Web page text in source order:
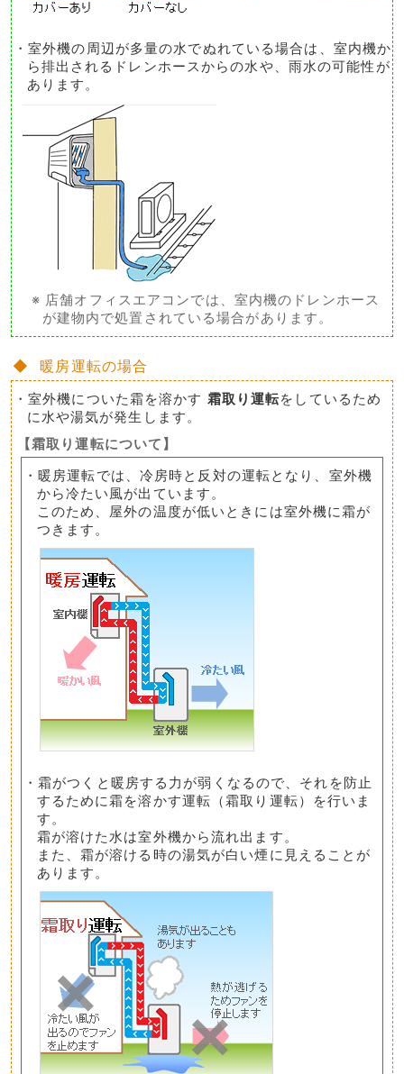
・室外機の周辺が多量の水でぬれている場合は、室内機か
ら排出されるドレンホースからの水や、雨水の可能性が
あります。
※ 店舗オフィスエアコンでは、室内機のドレンホース
が建物内で処置されている場合があります。
◆ 暖房運転の場合
・室外機についた霜を溶かす 霜取り運転をしているため
に水や湯気が発生します。
【霜取り運転について】
・暖房運転では、冷房時と反対の運転となり、室外機
から冷たい風が出ています。
このため、屋外の温度が低いときには室外機に霜が
つきます。
・霜がつくと暖房する力が弱くなるので、それを防止
するために霜を溶かす運転（霜取り運転）を行いま
す。
霜が溶けた水は室外機から流れ出ます。
また、霜が溶ける時の湯気が白い煙に見えることが
あります。